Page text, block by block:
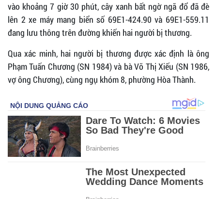
vào khoảng 7 giờ 30 phút, cây xanh bất ngờ ngã đổ đã đè
lên 2 xe máy mang biển số 69E1-424.90 và 69E1-559.11
đang lưu thông trên đường khiến hai người bị thương.
Qua xác minh, hai người bị thương được xác định là ông
Phạm Tuấn Chương (SN 1984) và bà Võ Thị Xiếu (SN 1986,
vợ ông Chương), cùng ngụ khóm 8, phường Hòa Thành.